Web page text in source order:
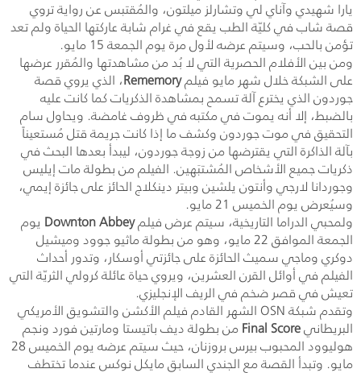
يارا شهيدي وآناي لي وتشارلز ميلتون، والمُقتبس عن رواية تروي
قصة شاب في كليّة الطب يقع في غرام شابة عاركتها الحياة ولم تعد
تؤمن بالحب، وسيتم عرضه لأول مرة يوم الجمعة 15 مايو.
ومن بين الأفلام الحصرية التي لا بُد من مشاهدتها والمُقرر عرضها
على الشبكة خلال شهر مايو فيلمRememory، الذي يروي قصة
جوردون الذي يخترع آلة تسمح بمشاهدة الذكريات كما كانت عليه
بالضبط، إلا أنه يموت في مكتبه في ظروف غامضة. ويحاول سام
التحقيق في موت جوردون وكشف ما إذا كانت جريمة قتل مُستعيناً
بآلة الذاكرة التي يقترضها من زوجة جوردون، ليبدأ بعدها البحث في
ذكريات جميع الأشخاص المُشتبَهين. الفيلم من بطولة مات إيليس
وجوردانا لارجي وأنتون يلشين وبيتر دينكلاج الحائز على جائزة إيمي،
وسيُعرض يوم الخميس 21 مايو.
ولمحبي الدراما التاريخية، سيتم عرض فيلمDownton Abbey يوم
الجمعة الموافق 22 مايو، وهو من بطولة ماثيو جوود وميشيل
دوكري وماجي سميث الحائزة على جائزتي أوسكار، وتدور أحداث
الفيلم في أوائل القرن العشرين، ويروي حياة عائلة كرولي الثريّة التي
تعيش في قصر ضخم في الريف الإنجليزي.
وتقدم شبكةOSNالشهر القادم فيلم الأكشن والتشويق الأمريكي
البريطانيFinal Scoreمن بطولة ديف باتيستا ومارتين فورد ونجم
هوليوود المحبوب بيرس بروزنان، حيث سيتم عرضه يوم الخميس 28
مايو. وتبدأ القصة مع الجندي السابق مايكل نوكس عندما تختطف